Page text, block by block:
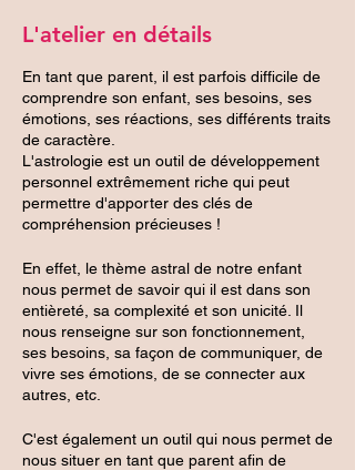
L'atelier en détails
En tant que parent, il est parfois difficile de
comprendre son enfant, ses besoins, ses
émotions, ses réactions, ses différents traits
de caractère.
L'astrologie est un outil de développement
personnel extrêmement riche qui peut
permettre d'apporter des clés de
compréhension précieuses !
En effet, le thème astral de notre enfant
nous permet de savoir qui il est dans son
entièreté, sa complexité et son unicité. Il
nous renseigne sur son fonctionnement,
ses besoins, sa façon de communiquer, de
vivre ses émotions, de se connecter aux
autres, etc.
C'est également un outil qui nous permet de
nous situer en tant que parent afin de